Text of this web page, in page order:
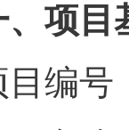
、项目
目编号